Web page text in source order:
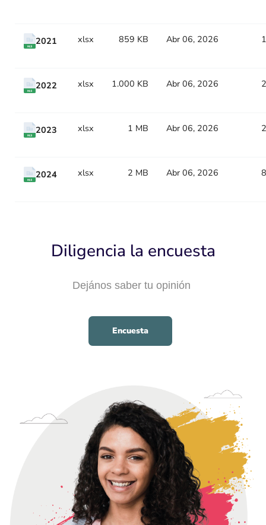
2021 xlsx 859 KB Abr 06, 2026 1
2022 xlsx 1.000 KB Abr 06, 2026 2
2023 xlsx 1 MB Abr 06, 2026 2
2024 xlsx 2 MB Abr 06, 2026 8
Diligencia la encuesta
Dejános saber tu opinión
Encuesta